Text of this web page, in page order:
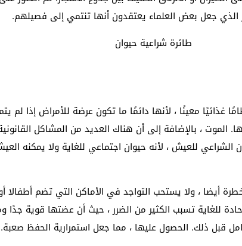
الذي جعل بعض العلماء يعتقدون أنها تنتمي إلى فصيلهم.
معينًا ، لأنها دائمًا ما تكون عرضة للأمراض إذا لم
الموت ، بالإضافة إلى أن هناك العديد من المشاكل
للعيش ، لأنه حيوان اجتماعي للغاية ولا يمكنه
أيضا ، ولا يستحب التواجد في الأماكن التي تضم
للغاية تسبب الكثير من الضرر ، حيث أن عضتها قوية جدًا
ذلك. الحصول عليها ، مما جعل استمرارية الحفظ صعبة.